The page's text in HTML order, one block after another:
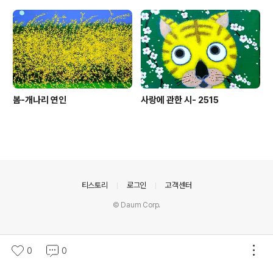
봄-개나리 연인 사랑에 관한 시- 2515
0 0
티스토리 로그인 고객센터
© Daum Corp.